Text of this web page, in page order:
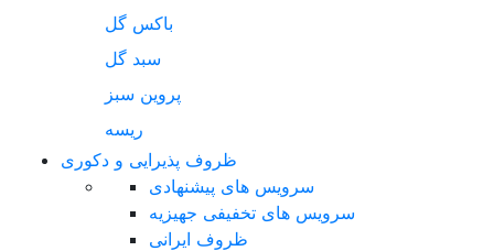
باکس گل
سبد گل
پروین سبز
ریسه
ظروف پذیرایی و دکوری
سرویس های پیشنهادی
سرویس های تخفیفی جهیزیه
ظروف ایرانی